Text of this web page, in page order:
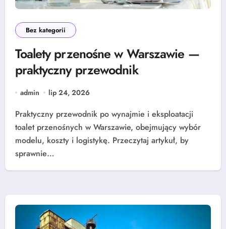
Bez kategorii
Toalety przenośne w Warszawie —
praktyczny przewodnik
admin lip 24, 2026
Praktyczny przewodnik po wynajmie i eksploatacji
toalet przenośnych w Warszawie, obejmujący wybór
modelu, koszty i logistykę. Przeczytaj artykuł, by
sprawnie…